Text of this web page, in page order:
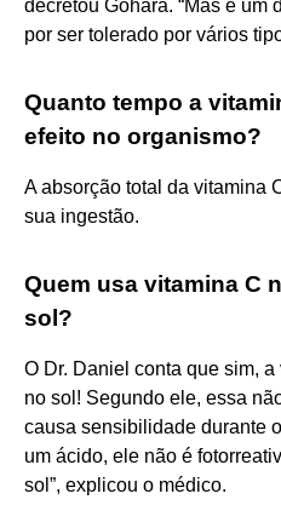
decretou Gohara. “Mas é um
por ser tolerado por vários
Quanto tempo a
efeito no organismo?
A absorção total da vitamina
sua ingestão.
Quem usa vitamina C
sol?
O Dr. Daniel conta que sim,
no sol! Segundo ele, essa
causa sensibilidade durante
um ácido, ele não é
sol”, explicou o médico.